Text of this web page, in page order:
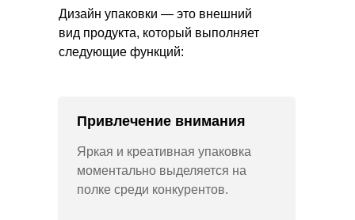
Яркая и креативная упаковка
моментально выделяется на
полке среди конкурентов.
Привлечение внимания
Дизайн упаковки — это внешний
вид продукта, который выполняет
следующие функций: